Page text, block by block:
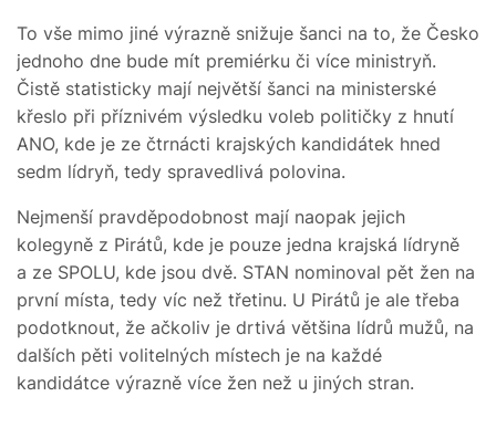
To vše mimo jiné výrazně snižuje šanci na to, že Česko
jednoho dne bude mít premiérku či více ministryň.
Čistě statisticky mají největší šanci na ministerské
křeslo při příznivém výsledku voleb političky z hnutí
ANO, kde je ze čtrnácti krajských kandidátek hned
sedm lídryň, tedy spravedlivá polovina.
Nejmenší pravděpodobnost mají naopak jejich
kolegyně z Pirátů, kde je pouze jedna krajská lídryně
a ze SPOLU, kde jsou dvě. STAN nominoval pět žen na
první místa, tedy víc než třetinu. U Pirátů je ale třeba
podotknout, že ačkoliv je drtivá většina lídrů mužů, na
dalších pěti volitelných místech je na každé
kandidátce výrazně více žen než u jiných stran.